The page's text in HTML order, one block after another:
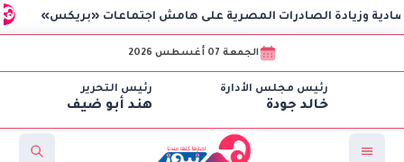
وزير الصادرات المصرية على هامش اجتماعات «بريكس»
الجمعة 07 أغسطس 2026
رئيس مجلس الأدارة
خالد جودة
رئيس التحرير
هند أبو ضيف